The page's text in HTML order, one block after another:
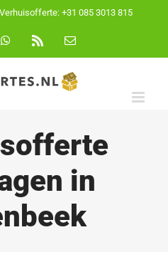
+31 085 3013 815
WhatsApp
E-
in